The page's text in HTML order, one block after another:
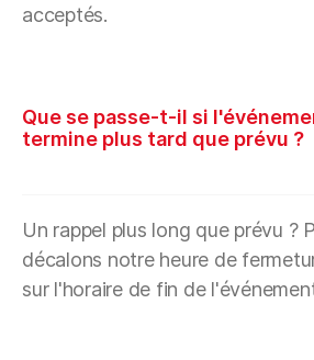
acceptés.
Que se passe-t-il si
termine plus tard que prévu ?
Un rappel plus long que prévu ?
décalons notre heure de
sur l'horaire de fin de